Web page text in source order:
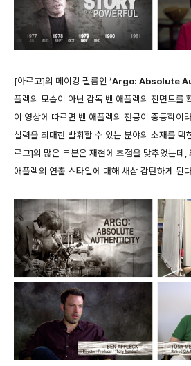
[아르고]의 메이킹 필름인 ‘Argo: Absolute
플렉의 모습이 아닌 감독 벤 애플렉의 진면모를
이 영상에 따르면 벤 애플렉의 전공이 중동학이
실력을 최대한 발휘할 수 있는 분야의 소재를
르고]의 많은 부분은 재현에 초점을 맞추었는데,
애플렉의 연출 스타일에 대해 새삼 감탄하게 된